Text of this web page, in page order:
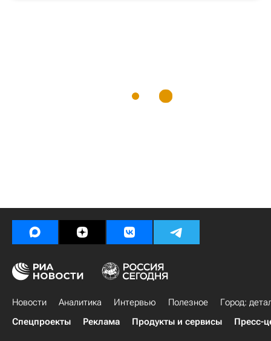
Новости Аналитика Интервью Полезное
Город:
Спецпроекты
Реклама Продукты и сервисы Пресс-